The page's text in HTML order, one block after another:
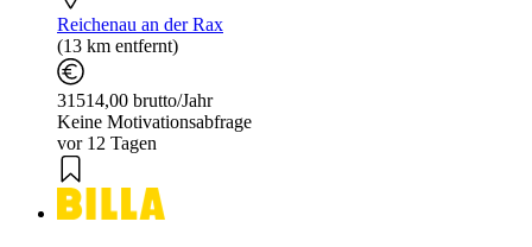
Reichenau an der Rax
(13 km entfernt)
31514,00 brutto/Jahr
Keine Motivationsabfrage
vor 12 Tagen